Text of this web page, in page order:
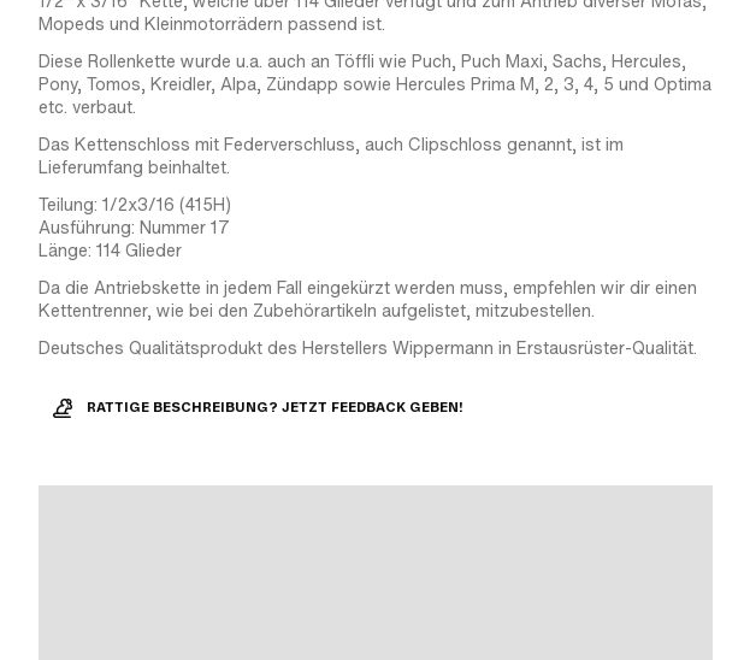
Mopeds und Kleinmotorrädern passend ist.
Diese Rollenkette wurde u.a. auch an Töffli wie Puch, Puch Maxi, Sachs, Hercules,
Pony, Tomos, Kreidler, Alpa, Zündapp sowie Hercules Prima M, 2, 3, 4, 5 und Optima
etc. verbaut.
Das Kettenschloss mit Federverschluss, auch Clipschloss genannt, ist im
Lieferumfang beinhaltet.
Teilung: 1/2x3/16 (415H)
Ausführung: Nummer 17
Länge: 114 Glieder
Da die Antriebskette in jedem Fall eingekürzt werden muss, empfehlen wir dir einen
Kettentrenner, wie bei den Zubehörartikeln aufgelistet, mitzubestellen.
Deutsches Qualitätsprodukt des Herstellers Wippermann in Erstausrüster-Qualität.
RATTIGE BESCHREIBUNG? JETZT FEEDBACK GEBEN!